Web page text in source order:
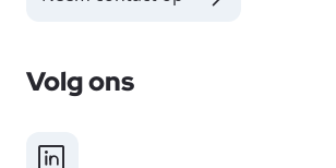
Volg ons
LinkedIn